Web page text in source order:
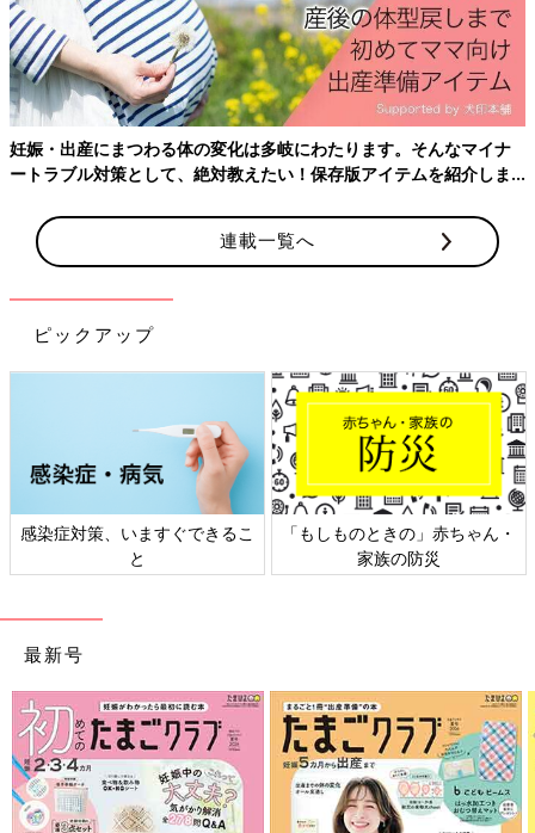
妊娠・出産にまつわる体の変化は多岐にわたります。そんなマイナ
ートラブル対策として、絶対教えたい！保存版アイテムを紹介しま
連載一覧へ
ピックアップ
感染症対策、いますぐできるこ
と
「もしものときの」赤ちゃん・
家族の防災
最新号